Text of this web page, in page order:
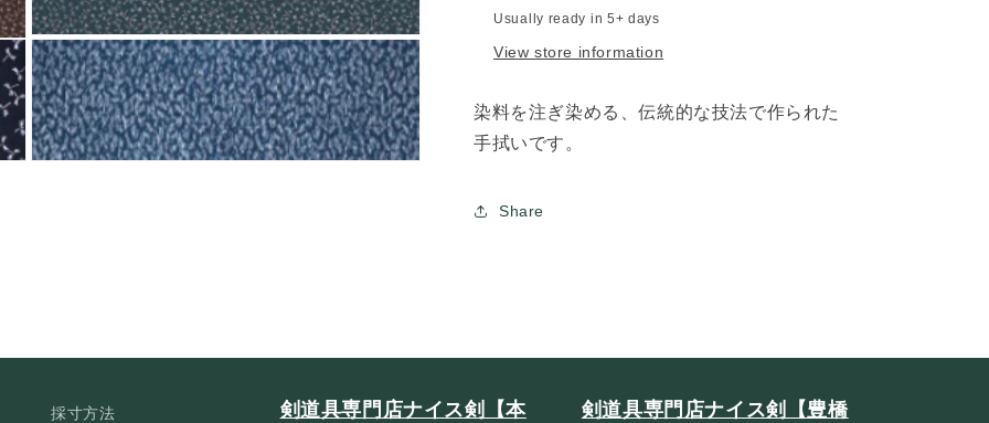
Open
media
9
in
modal
ボ
柄」
拭
い
ボ
柄」
拭
Usually ready in 5+ days
View store information
染料を注ぎ染める、伝統的な技法で作られた
手拭いです。
Share
採寸方法
剣道具専門店ナイス剣【本
剣道具専門店ナイス剣【豊橋